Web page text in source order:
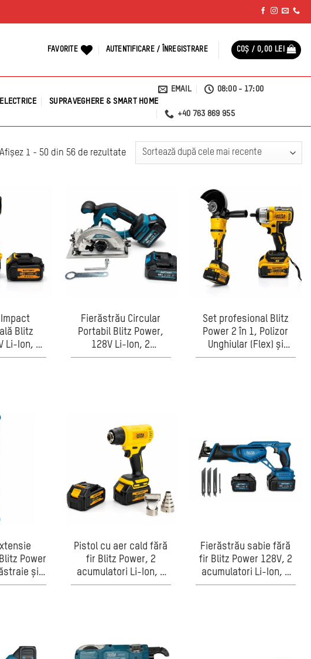
FAVORITE AUTENTIFICARE / ÎNREGISTRARE COȘ / 0,00 LEI
SUPRAVEGHERE & SMART HOME
EMAIL 08:00 - 17:00
+40 763 869 955
Afișez 1 - 50 din 56 de rezultateSortat
după
recente
Impact
Blitz
Li-Ion, 2
Fierăstrău Circular
Portabil Blitz Power,
128V Li-Ion, 2
Acumulatori, Adâncime
Set profesional Blitz
Power 2 în 1, Polizor
Unghiular (Flex) și
Cheie de Impact, 128V
Power
și
Pistol cu aer cald fără
fir Blitz Power, 2
acumulatori Li-Ion, 2
duze incluse, încălzire
dezlipire adezivi,
Fierăstrău sabie fără
fir Blitz Power 128V, 2
acumulatori Li-Ion, 4
pânze incluse, pentru